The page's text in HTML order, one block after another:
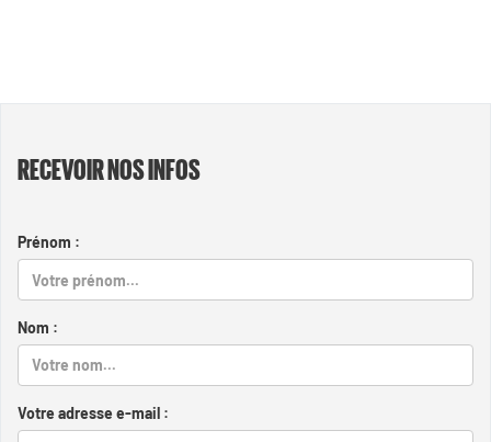
RECEVOIR NOS INFOS
Prénom :
Nom :
Votre adresse e-mail :